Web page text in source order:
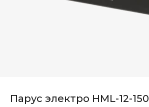
Парус электро HML-12-150